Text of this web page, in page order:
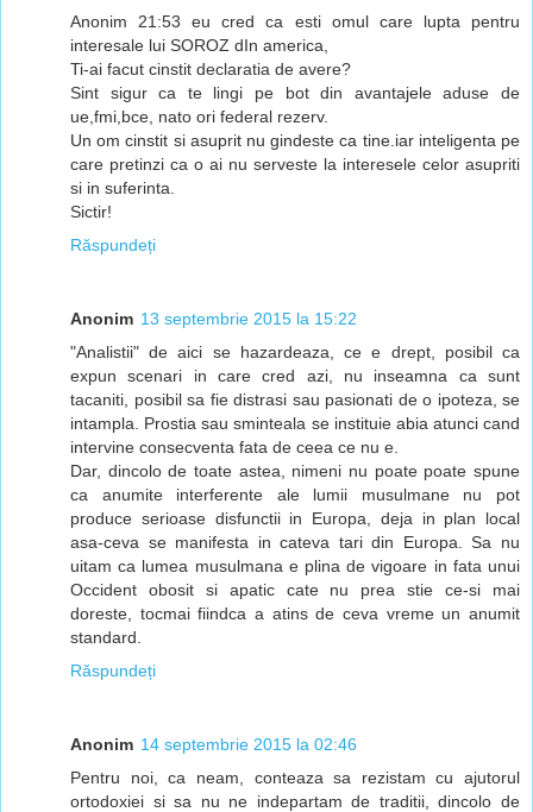
Anonim 21:53 eu cred ca esti omul care lupta pentru
interesale lui SOROZ dIn america,
Ti-ai facut cinstit declaratia de avere?
Sint sigur ca te lingi pe bot din avantajele aduse de
ue,fmi,bce, nato ori federal rezerv.
Un om cinstit si asuprit nu gindeste ca tine.iar inteligenta pe
care pretinzi ca o ai nu serveste la interesele celor asupriti
si in suferinta.
Sictir!
Răspundeți
Anonim 13 septembrie 2015 la 15:22
"Analistii" de aici se hazardeaza, ce e drept, posibil ca
expun scenari in care cred azi, nu inseamna ca sunt
tacaniti, posibil sa fie distrasi sau pasionati de o ipoteza, se
intampla. Prostia sau sminteala se instituie abia atunci cand
intervine consecventa fata de ceea ce nu e.
Dar, dincolo de toate astea, nimeni nu poate poate spune
ca anumite interferente ale lumii musulmane nu pot
produce serioase disfunctii in Europa, deja in plan local
asa-ceva se manifesta in cateva tari din Europa. Sa nu
uitam ca lumea musulmana e plina de vigoare in fata unui
Occident obosit si apatic cate nu prea stie ce-si mai
doreste, tocmai fiindca a atins de ceva vreme un anumit
standard.
Răspundeți
Anonim 14 septembrie 2015 la 02:46
Pentru noi, ca neam, conteaza sa rezistam cu ajutorul
ortodoxiei si sa nu ne indepartam de traditii, dincolo de